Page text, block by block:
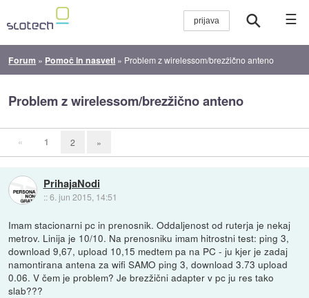
☰
Forum » Pomoč in nasveti » Problem z wirelessom/brezžično anteno
Problem z wirelessom/brezžično anteno
« 1 2 »
PrihajaNodi
::6. jun 2015, 14:51
Imam stacionarni pc in prenosnik. Oddaljenost od ruterja je nekaj
metrov. Linija je 10/10. Na prenosniku imam hitrostni test: ping 3,
download 9,67, upload 10,15 medtem pa na PC - ju kjer je zadaj
namontirana antena za wifi SAMO ping 3, download 3.73 upload
0.06. V čem je problem? Je brezžični adapter v pc ju res tako
slab???